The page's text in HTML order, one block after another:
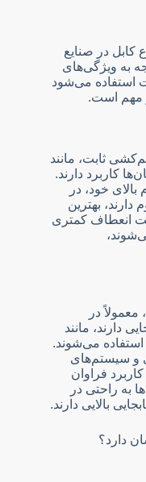
کابل در صنایع
به ویژگی‌های
استفاده می‌شود
مهم است.
ثابت، مانند
کاربرد دارند.
خود، در
دارند، بهترین
انعطاف کمتری
در
دارند، مانند
می‌شوند.
و سیستم‌های
فراوان
به راحتی در
بالایی دارند.